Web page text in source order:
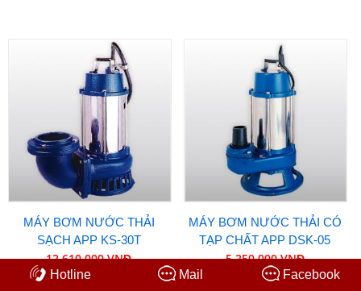
Hotline Mail Facebook
MÁY BƠM NƯỚC THẢI
SẠCH APP KS-30T
12,610,000 VNĐ
MÁY BƠM NƯỚC THẢI CÓ
TẠP CHẤT APP DSK-05
5,250,000 VNĐ